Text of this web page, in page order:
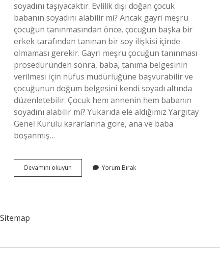
soyadını taşıyacaktır. Evlilik dışı doğan çocuk
babanın soyadını alabilir mi? Ancak gayri meşru
çocuğun tanınmasından önce, çocuğun başka bir
erkek tarafından tanınan bir soy ilişkisi içinde
olmaması gerekir. Gayri meşru çocuğun tanınması
prosedüründen sonra, baba, tanıma belgesinin
verilmesi için nüfus müdürlüğüne başvurabilir ve
çocuğunun doğum belgesini kendi soyadı altında
düzenletebilir. Çocuk hem annenin hem babanın
soyadını alabilir mi? Yukarıda ele aldığımız Yargıtay
Genel Kurulu kararlarına göre, ana ve baba
boşanmış…
Devamını okuyun
Çocuk
Yorum Bırak
Sitemap